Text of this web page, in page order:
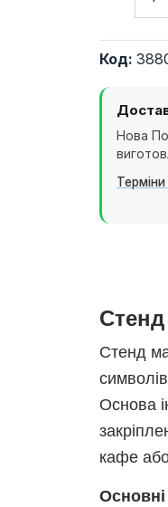
Код:
Нова
Стенд
Основа
кафе